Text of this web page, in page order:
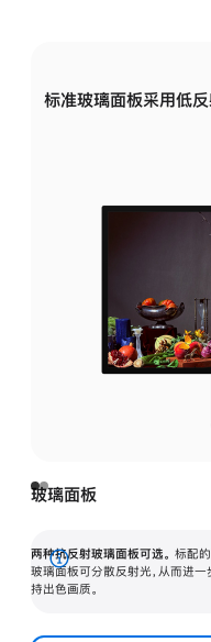
标准玻璃面板采用低
玻璃面板
两种抗反射玻璃面板可选。 标配
玻璃面板可分散反射光，从而进
持出色画质。
展
开